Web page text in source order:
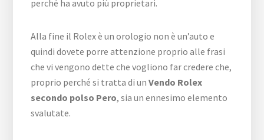
perché ha avuto più proprietari.
Alla fine il Rolex è un orologio non è un’auto e
quindi dovete porre attenzione proprio alle frasi
che vi vengono dette che vogliono far credere che,
proprio perché si tratta di unVendo Rolex
secondo polso Pero, sia un ennesimo elemento
svalutate.